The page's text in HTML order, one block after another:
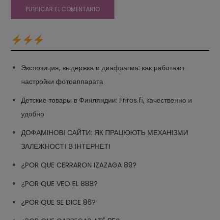
Экспозиция, выдержка и диафрагма: как работают
настройки фотоаппарата
Детские товары в Финляндии: Friros.fi, качественно и
удобно
ДОФАМІНОВІ САЙТИ: ЯК ПРАЦЮЮТЬ МЕХАНІЗМИ
ЗАЛЕЖНОСТІ В ІНТЕРНЕТІ
¿POR QUE CERRARON IZAZAGA 89?
¿POR QUE VEO EL 888?
¿POR QUE SE DICE 86?